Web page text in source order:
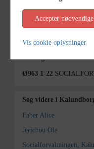
Kontakt
Yderligere indhold
Ø963 1-22
Søg videre i
Faber Alice
Jerichou Ole
Socialforvaltningen,
Accepter nødvendige
Vis cookie oplysninger